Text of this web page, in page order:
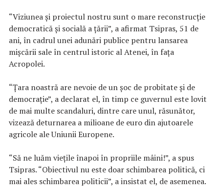
“Viziunea şi proiectul nostru sunt o mare reconstrucţie
democratică şi socială a ţării”, a afirmat Tsipras, 51 de
ani, în cadrul unei adunări publice pentru lansarea
mişcării sale în centrul istoric al Atenei, în faţa
Acropolei.
“Ţara noastră are nevoie de un şoc de probitate şi de
democraţie”, a declarat el, în timp ce guvernul este lovit
de mai multe scandaluri, dintre care unul, răsunător,
vizează deturnarea a milioane de euro din ajutoarele
agricole ale Uniunii Europene.
“Să ne luăm vieţile înapoi în propriile mâini!”, a spus
Tsipras. “Obiectivul nu este doar schimbarea politică, ci
mai ales schimbarea politicii”, a insistat el, de asemenea.